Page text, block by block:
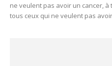
ne veulent pas avoir un cancer,
tous ceux qui ne veulent pas